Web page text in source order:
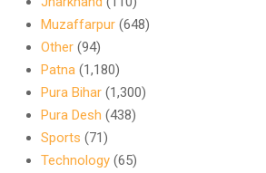
Muzaffarpur (648)
Other (94)
Patna (1,180)
Pura Bihar (1,300)
Pura Desh (438)
Sports (71)
Technology (65)